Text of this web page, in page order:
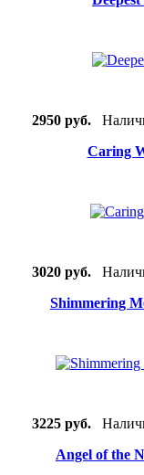
2950 руб.
Caring
3020 руб.
Shimmering
3225 руб.
Angel of the